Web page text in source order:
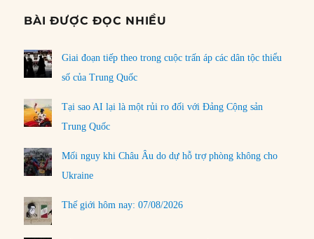
BÀI ĐƯỢC ĐỌC NHIỀU
Giai đoạn tiếp theo trong cuộc trấn áp các dân tộc thiểu
số của Trung Quốc
Tại sao AI lại là một rủi ro đối với Đảng Cộng sản
Trung Quốc
Mối nguy khi Châu Âu do dự hỗ trợ phòng không cho
Ukraine
Thế giới hôm nay: 07/08/2026